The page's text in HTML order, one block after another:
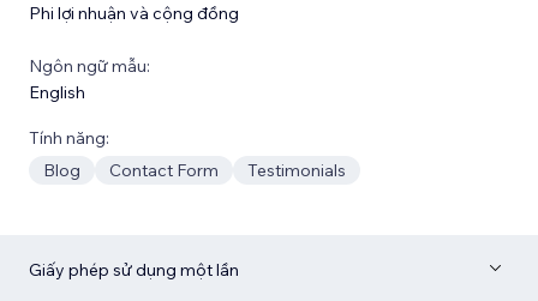
Phi lợi nhuận và cộng đồng
Ngôn ngữ mẫu:
English
Tính năng:
Blog
Contact Form Testimonials
Giấy phép sử dụng một lần